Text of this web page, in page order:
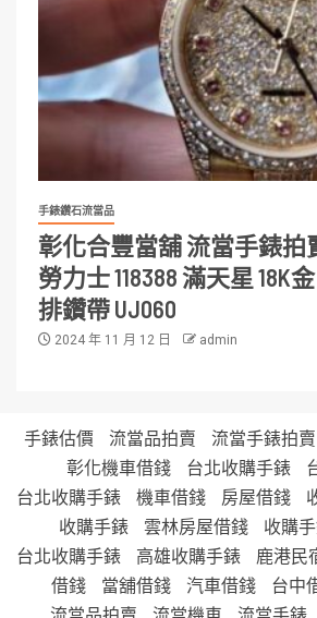
手錶鑽石流當品
彰化合豐當舖 流當手錶拍
勞力士 118388 滿天星 18K
排鑽帶 UJ060
2024 年 11 月 12 日 admin
手錶估價 流當品拍賣 流當手錶拍賣
彰化機車借錢
台北收購手錶
台北收購手錶
機車借錢 房屋借錢
收購手錶
雲林房屋借錢 收購
台北收購手錶
高雄收購手錶 鹿港民
借錢
當舖借錢 汽車借錢 台中